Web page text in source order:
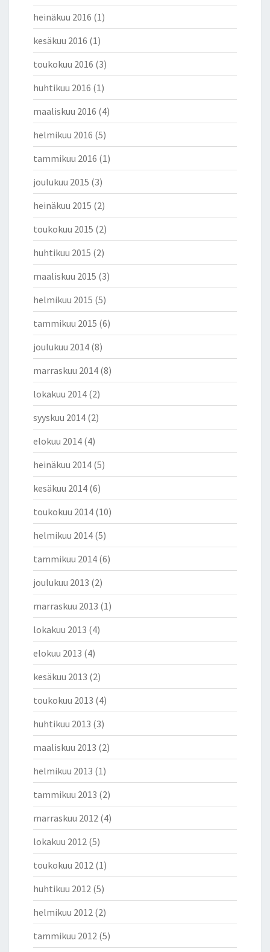
heinäkuu 2016 (1)
kesäkuu 2016 (1)
toukokuu 2016 (3)
huhtikuu 2016 (1)
maaliskuu 2016 (4)
helmikuu 2016 (5)
tammikuu 2016 (1)
joulukuu 2015 (3)
heinäkuu 2015 (2)
toukokuu 2015 (2)
huhtikuu 2015 (2)
maaliskuu 2015 (3)
helmikuu 2015 (5)
tammikuu 2015 (6)
joulukuu 2014 (8)
marraskuu 2014 (8)
lokakuu 2014 (2)
syyskuu 2014 (2)
elokuu 2014 (4)
heinäkuu 2014 (5)
kesäkuu 2014 (6)
toukokuu 2014 (10)
helmikuu 2014 (5)
tammikuu 2014 (6)
joulukuu 2013 (2)
marraskuu 2013 (1)
lokakuu 2013 (4)
elokuu 2013 (4)
kesäkuu 2013 (2)
toukokuu 2013 (4)
huhtikuu 2013 (3)
maaliskuu 2013 (2)
helmikuu 2013 (1)
tammikuu 2013 (2)
marraskuu 2012 (4)
lokakuu 2012 (5)
toukokuu 2012 (1)
huhtikuu 2012 (5)
helmikuu 2012 (2)
tammikuu 2012 (5)